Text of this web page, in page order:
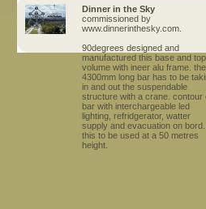
Dinner in the Sky
commissioned by
www.dinnerinthesky.com.
90degrees designed and
manufactured this base and top
volume with ineer alu frame. the
4300mm long bar has to be
in and out the suspendable
structure with a crane. contour
bar with interchargeable led
lighting, refridgerator, watter
supply and evacuation on bord.
this to be used at a 50 metres
height.